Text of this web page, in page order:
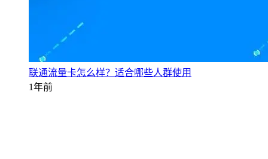
联通流量卡怎么样？适合哪些人群使用
1年前